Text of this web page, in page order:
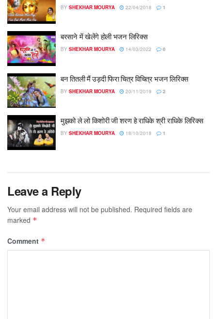
BY SHEKHAR MOURYA 22/04/2018 1
बरसाने में खेलेंगे होली भजन लिरिक्स
BY SHEKHAR MOURYA 14/03/2022 0
बन तितली मैं उड़दी फिरा चित्र विचित्र भजन लिरिक्स
BY SHEKHAR MOURYA 20/11/2019 2
मुझको ले लो किशोरी जी शरण हे राधिके श्री राधिके लिरिक्स
BY SHEKHAR MOURYA 18/10/2018 1
Leave a Reply
Your email address will not be published. Required fields are
marked *
Comment *